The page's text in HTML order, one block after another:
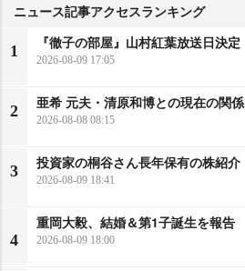
ニュース記事アクセスランキング
1
『徹子の部屋』山村紅葉放送日決定
2026-08-09 17:05
2
亜希 元夫・清原和博との現在の関係
2026-08-08 08:15
3
投資家の桐谷さん長年保有の株紹介
2026-08-09 18:41
4
重岡大毅、結婚＆第1子誕生を報告
2026-08-09 18:00